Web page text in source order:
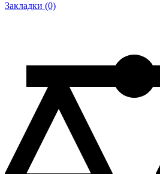
Закладки (0)